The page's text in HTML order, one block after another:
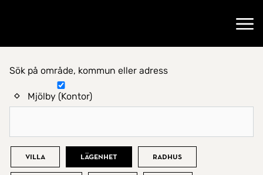
Hitta hem
Sök på område, kommun eller adress
Mjölby (Kontor)
Bostadstyp
Villa Lägenhet Radhus